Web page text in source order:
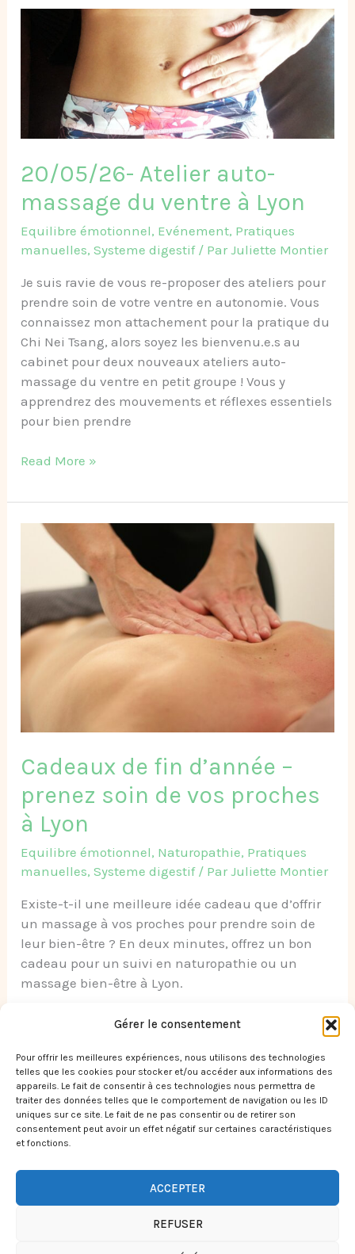
Gérer le consentement
Pour offrir les meilleures expériences, nous utilisons des technologies
telles que les cookies pour stocker et/ou accéder aux informations des
appareils. Le fait de consentir à ces technologies nous permettra de
traiter des données telles que le comportement de navigation ou les ID
uniques sur ce site. Le fait de ne pas consentir ou de retirer son
consentement peut avoir un effet négatif sur certaines caractéristiques
et fonctions.
ACCEPTER
REFUSER
20/05/26- Atelier auto-
massage du ventre à Lyon
Equilibre émotionnel, Evénement, Pratiques
manuelles,Systeme digestif/ ParJuliette Montier
Je suis ravie de vous re-proposer des ateliers pour
prendre soin de votre ventre en autonomie. Vous
connaissez mon attachement pour la pratique du
Chi Nei Tsang, alors soyez les bienvenu.e.s au
cabinet pour deux nouveaux ateliers auto-
massage du ventre en petit groupe ! Vous y
apprendrez des mouvements et réflexes essentiels
pour bien prendre
massage
à
Read More »
Cadeaux de fin d’année –
prenez soin de vos proches
à Lyon
Equilibre émotionnel, Naturopathie, Pratiques
manuelles,Systeme digestif/ ParJuliette Montier
Existe-t-il une meilleure idée cadeau que d’offrir
un massage à vos proches pour prendre soin de
leur bien-être ? En deux minutes, offrez un bon
cadeau pour un suivi en naturopathie ou un
massage bien-être à Lyon.
Cadeaux
d’année
prenez
soin
de
à
1 2 Suivant
Copyright © 2026 Juliette Montier Naturopathe - Chi Nei Tsang |
The First Blossom